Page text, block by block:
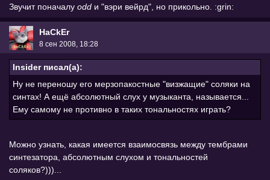
Звучит поначалу odd и "вэри вейрд", но прикольно. :grin:
HaCkEr
8 сен 2008, 18:28
Insider писал(а):
Ну не переношу его мерзопакостные "визжащие" соляки на
синтах! А ещё абсолютный слух у музыканта, называется...
Ему самому не противно в таких тональностях играть?
Можно узнать, какая имеется взаимосвязь между тембрами
синтезатора, абсолютным слухом и тональностей
соляков?)))...